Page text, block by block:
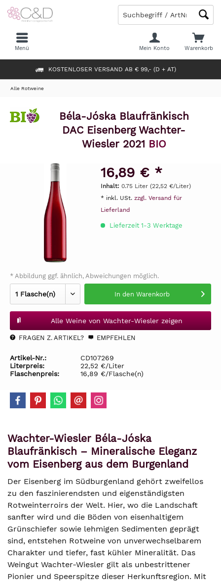
KOSTENLOSER VERSAND AB € 99,- (D + AT)
Warenkorb
Mein Konto
Menü
Alle Rotweine
Béla-Jóska Blaufränkisch
DAC Eisenberg Wachter-
Wiesler 2021 BIO
16,89 € *
Inhalt: 0.75 Liter (22,52 €/Liter)
* inkl. USt. zzgl. Versand für
Lieferland
Lieferzeit 1-3 Werktage
* Abbildung ggf. ähnlich, Abweichungen möglich.
In den Warenkorb
Alle Weine von Wachter-Wiesler zeigen
FRAGEN Z. ARTIKEL? EMPFEHLEN
Artikel-Nr.:
CD107269
Literpreis:
22,52 €/Liter
Flaschenpreis:
16,89 €/Flasche(n)
Wachter-Wiesler Béla-Jóska
Blaufränkisch – Mineralische Eleganz
vom Eisenberg aus dem Burgenland
Der Eisenberg im Südburgenland gehört zweifellos
zu den faszinierendsten und eigenständigsten
Rotweinterroirs der Welt. Hier, wo die Landschaft
sanfter wird und die Böden von eisenhaltigem
Grünschiefer sowie lehmigen Sedimenten geprägt
sind, entstehen Rotweine von unverwechselbarem
Charakter und tiefer, fast kühler Mineralität. Das
Weingut Wachter-Wiesler gilt als unbestrittener
Pionier und Speerspitze dieser Herkunftsregion. Mit